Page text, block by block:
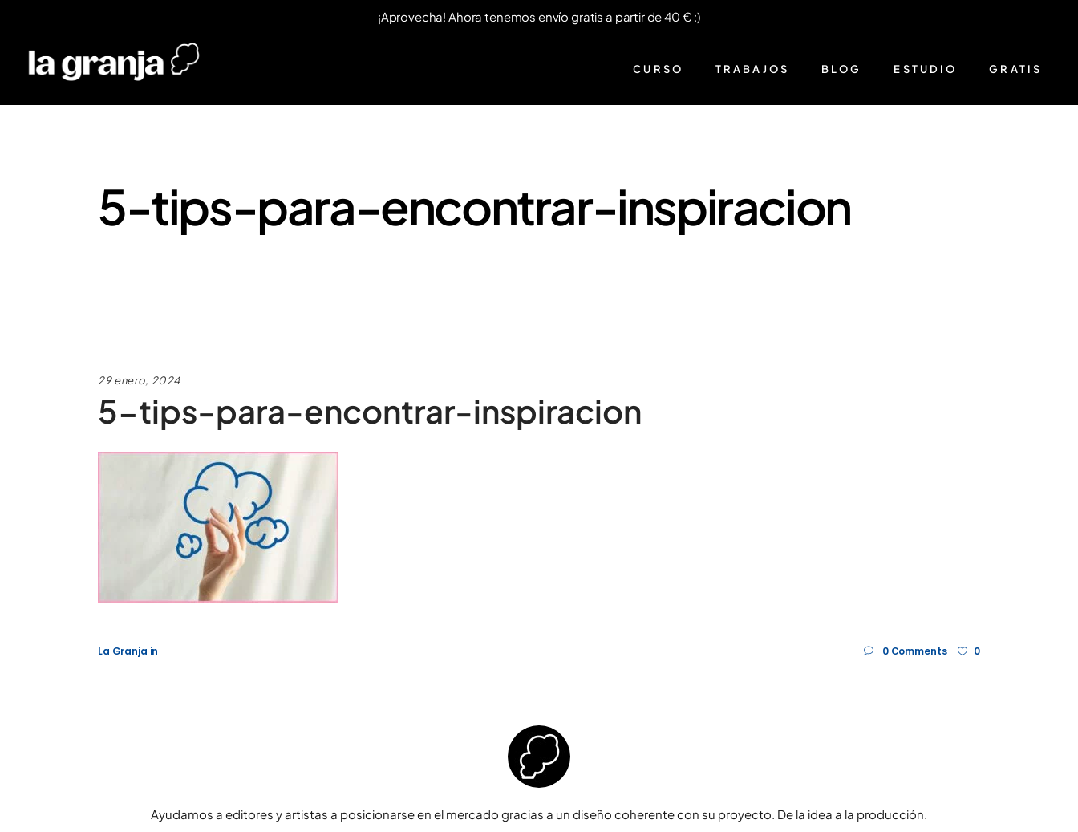
CURSO TRABAJOS BLOG ESTUDIO GRATIS
5-tips-para-encontrar-inspiracion
29 enero, 2024
5-tips-para-encontrar-inspiracion
La Granja in 0 Comments 0
Ayudamos a editores y artistas a posicionarse en el mercado gracias a un diseño coherente con su proyecto. De la idea a la producción.
¡Aprovecha! Ahora tenemos envío gratis a partir de 40 € :)